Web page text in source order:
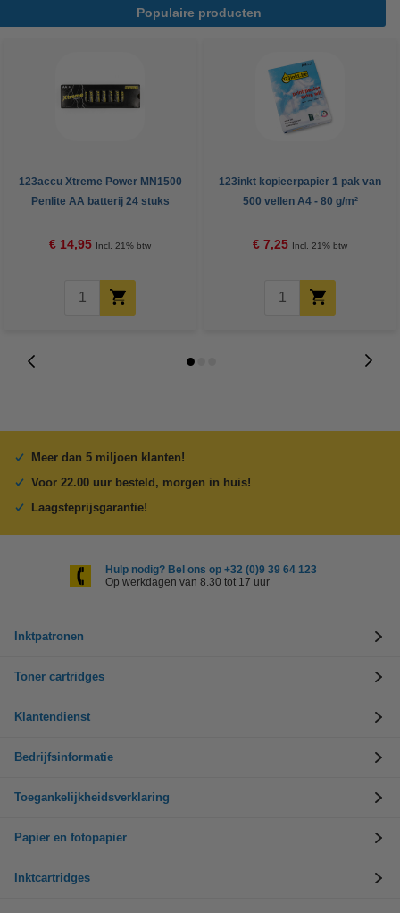
Populaire producten
123accu Xtreme Power MN1500
Penlite AA batterij 24 stuks
€ 14,95 Incl. 21% btw
123inkt kopieerpapier 1 pak van
500 vellen A4 - 80 g/m²
€ 7,25 Incl. 21% btw
Meer dan 5 miljoen klanten!
Voor 22.00 uur besteld, morgen in huis!
Laagsteprijsgarantie!
Hulp nodig? Bel ons op +32 (0)9 39 64 123
Op werkdagen van 8.30 tot 17 uur
Inktpatronen
Toner cartridges
Klantendienst
Bedrijfsinformatie
Toegankelijkheidsverklaring
Papier en fotopapier
Inktcartridges